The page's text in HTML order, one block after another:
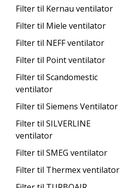
Filter til Kernau ventilator
Filter til Miele ventilator
Filter til NEFF ventilator
Filter til Point ventilator
Filter til Scandomestic
ventilator
Filter til Siemens Ventilator
Filter til SILVERLINE
ventilator
Filter til SMEG ventilator
Filter til Thermex ventilator